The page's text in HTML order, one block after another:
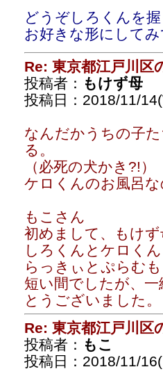
どうぞしろくんを
お好きな形にして
Re: 東京都江戸川区
投稿者： もけず母
投稿日：2018/11/
なんだかうちの子
る。
（必死の犬かき?!）
ケロくんのお風呂
もこさん
初めまして、もけ
しろくんとケロく
らっきぃとぷらむ
短い間でしたが、
とうございました。
Re: 東京都江戸川区
投稿者： もこ
投稿日：2018/11/